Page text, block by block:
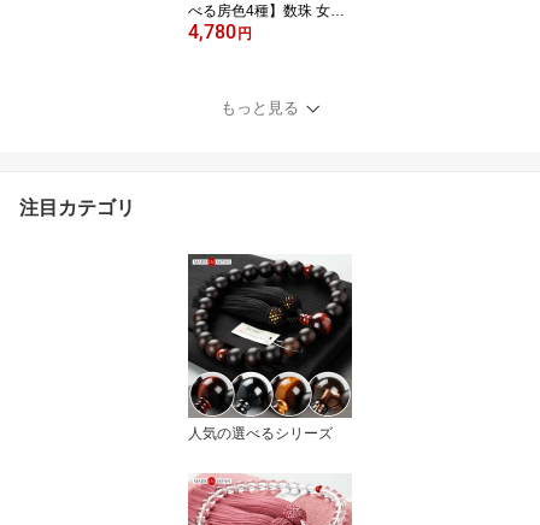
べる房色4種】数珠 女性
用 約8ミリ 本水晶 共仕立
石 クォーツ 天然石 宗派
共通 ピンク パープル ミ
4,780 円
もっと見る
注目カテゴリ
人気の選べるシリーズ